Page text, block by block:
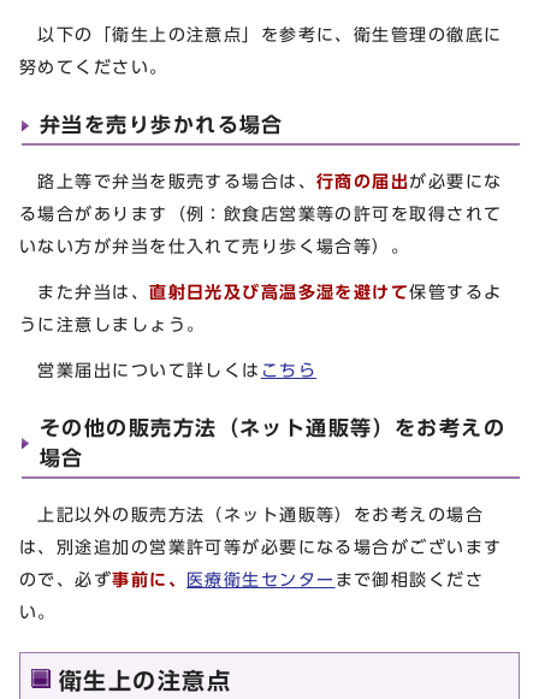
以下の「衛生上の注意点」を参考に、衛生管理の徹底に
努めてください。
弁当を売り歩かれる場合
路上等で弁当を販売する場合は、行商の届出が必要にな
る場合があります（例：飲食店営業等の許可を取得されて
いない方が弁当を仕入れて売り歩く場合等）。
また弁当は、直射日光及び高温多湿を避けて保管するよ
うに注意しましょう。
営業届出について詳しくは こちら
その他の販売方法（ネット通販等）をお考えの
場合
上記以外の販売方法（ネット通販等）をお考えの場合
は、別途追加の営業許可等が必要になる場合がございます
ので、必ず事前に、 医療衛生センター まで御相談くださ
い。
衛生上の注意点